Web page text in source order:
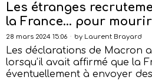
Les étranges
la France… pour
28 mars 2024 15:06 by Laurent Brayard
Les déclarations de Macron
lorsqu’il avait affirmé que la
éventuellement à envoyer